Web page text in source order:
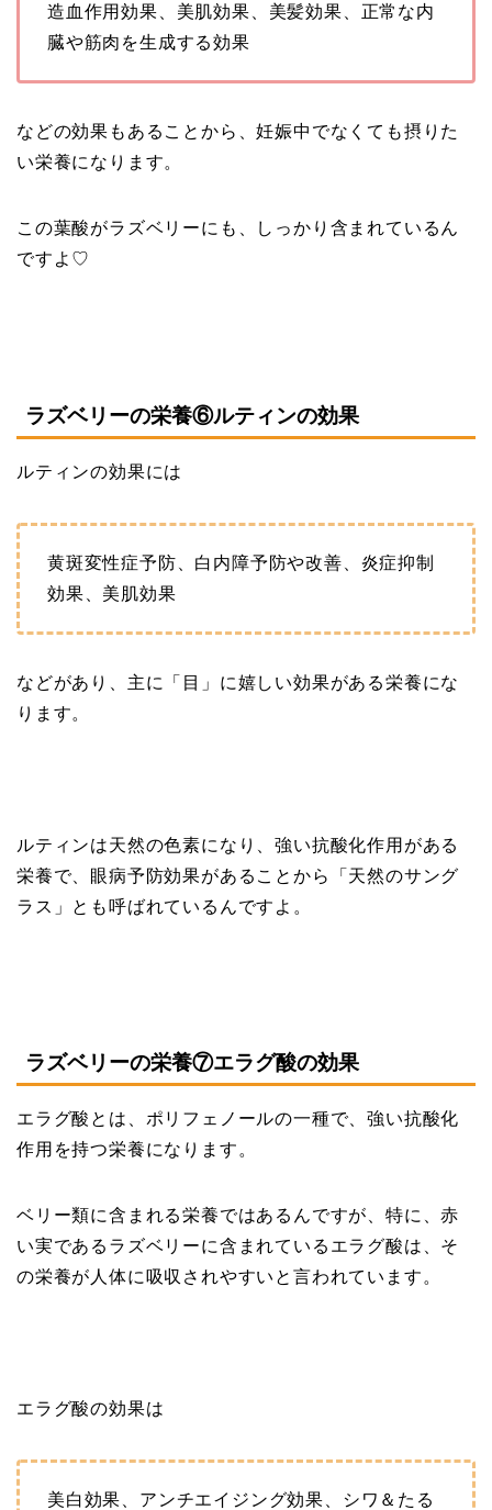
造血作用効果、美肌効果、美髪効果、正常な内
臓や筋肉を生成する効果
などの効果もあることから、妊娠中でなくても摂りた
い栄養になります。
この葉酸がラズベリーにも、しっかり含まれているん
ですよ♡
ラズベリーの栄養⑥ルティンの効果
ルティンの効果には
黄斑変性症予防、白内障予防や改善、炎症抑制
効果、美肌効果
などがあり、主に「目」に嬉しい効果がある栄養にな
ります。
ルティンは天然の色素になり、強い抗酸化作用がある
栄養で、眼病予防効果があることから「天然のサング
ラス」とも呼ばれているんですよ。
ラズベリーの栄養⑦エラグ酸の効果
エラグ酸とは、ポリフェノールの一種で、強い抗酸化
作用を持つ栄養になります。
ベリー類に含まれる栄養ではあるんですが、特に、赤
い実であるラズベリーに含まれているエラグ酸は、そ
の栄養が人体に吸収されやすいと言われています。
エラグ酸の効果は
美白効果、アンチエイジング効果、シワ＆たる